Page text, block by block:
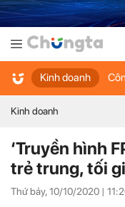
Kinh doanh
Kinh doanh
‘Truyền hình
trẻ trung, tối
Thứ bảy, 10/10/2020 |